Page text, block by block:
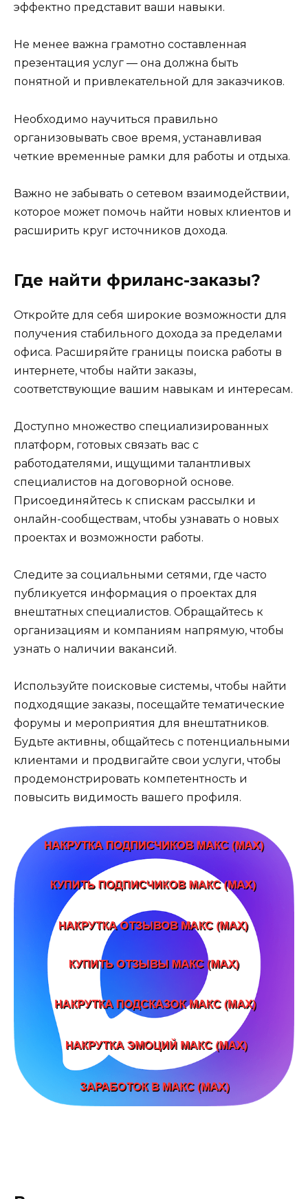
эффектно представит ваши навыки.
Не менее важна грамотно составленная
презентация услуг — она должна быть
понятной и привлекательной для заказчиков.
Необходимо научиться правильно
организовывать свое время, устанавливая
четкие временные рамки для работы и отдыха.
Важно не забывать о сетевом взаимодействии,
которое может помочь найти новых клиентов и
расширить круг источников дохода.
Где найти фриланс-заказы?
Откройте для себя широкие возможности для
получения стабильного дохода за пределами
офиса. Расширяйте границы поиска работы в
интернете, чтобы найти заказы,
соответствующие вашим навыкам и интересам.
Доступно множество специализированных
платформ, готовых связать вас с
работодателями, ищущими талантливых
специалистов на договорной основе.
Присоединяйтесь к спискам рассылки и
онлайн-сообществам, чтобы узнавать о новых
проектах и возможности работы.
Следите за социальными сетями, где часто
публикуется информация о проектах для
внештатных специалистов. Обращайтесь к
организациям и компаниям напрямую, чтобы
узнать о наличии вакансий.
Используйте поисковые системы, чтобы найти
подходящие заказы, посещайте тематические
форумы и мероприятия для внештатников.
Будьте активны, общайтесь с потенциальными
клиентами и продвигайте свои услуги, чтобы
продемонстрировать компетентность и
повысить видимость вашего профиля.